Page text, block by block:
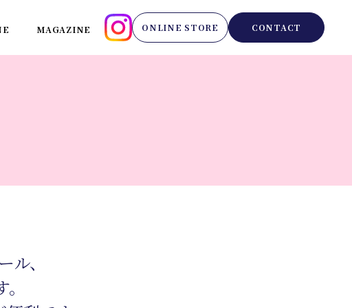
MAGAZINE ONLINE STORE CONTACT
、